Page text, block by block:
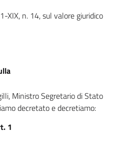
XIX, n. 14, sul valore giuridico
Ministro Segretario di Stato
decretato e decretiamo:
1